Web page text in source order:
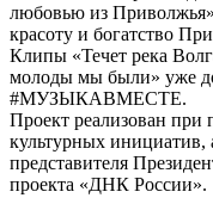
любовью из
красоту и богатство
Клипы «Течет река
молоды мы были» уже
#МУЗЫКАВМЕСТЕ.
Проект реализован при
культурных инициатив,
представителя
проекта «ДНК России».